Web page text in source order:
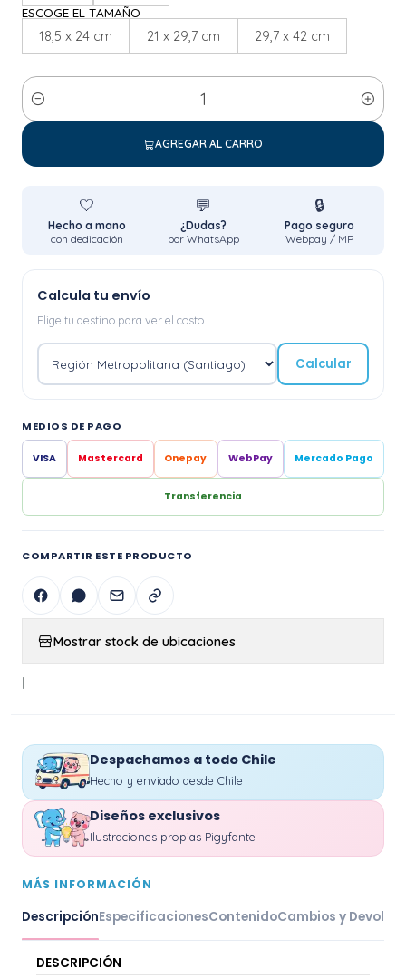
ESCOGE EL TAMAÑO
18,5 x 24 cm 21 x 29,7 cm 29,7 x 42 cm
Cantidad
AGREGAR AL CARRO
🤍
Hecho a mano
con dedicación
💬
¿Dudas?
por WhatsApp
🔒
Pago seguro
Webpay / MP
Calcula tu envío
Elige tu destino para ver el costo.
Calcular
MEDIOS DE PAGO
VISA Mastercard Onepay WebPay Mercado Pago
Transferencia
COMPARTIR ESTE PRODUCTO
Mostrar stock de ubicaciones
|
Despachamos a todo Chile
Hecho y enviado desde Chile
Diseños exclusivos
Ilustraciones propias Pigyfante
MÁS INFORMACIÓN
DescripciónEspecificacionesContenidoCambios y
DESCRIPCIÓN